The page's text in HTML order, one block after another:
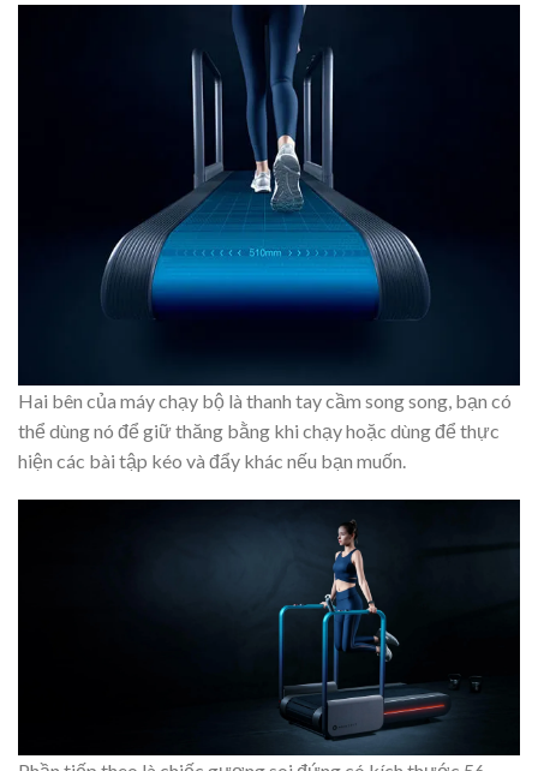
Hai bên của máy chạy bộ là thanh tay cầm song song, bạn có
thể dùng nó để giữ thăng bằng khi chạy hoặc dùng để thực
hiện các bài tập kéo và đẩy khác nếu bạn muốn.